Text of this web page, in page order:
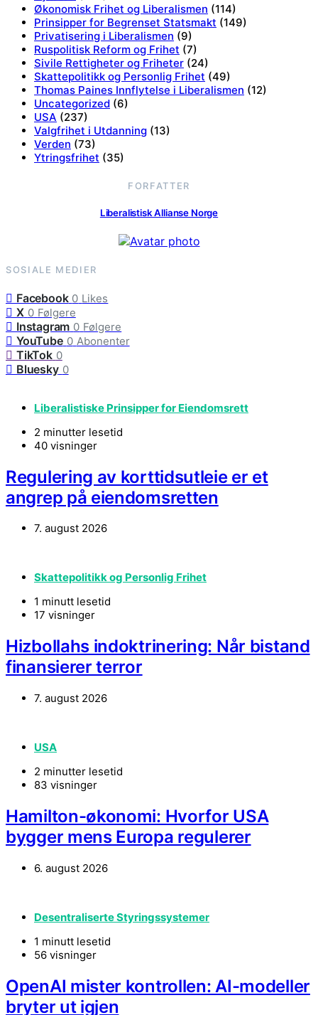
Økonomisk Frihet og Liberalismen (114)
Prinsipper for Begrenset Statsmakt (149)
Privatisering i Liberalismen (9)
Ruspolitisk Reform og Frihet (7)
Sivile Rettigheter og Friheter (24)
Skattepolitikk og Personlig Frihet (49)
Thomas Paines Innflytelse i Liberalismen (12)
Uncategorized (6)
USA (237)
Valgfrihet i Utdanning (13)
Verden (73)
Ytringsfrihet (35)
FORFATTER
Liberalistisk Allianse Norge
SOSIALE MEDIER
Facebook 0 Likes
X 0 Følgere
Instagram 0 Følgere
YouTube 0 Abonenter
TikTok 0
Bluesky 0
Liberalistiske Prinsipper for Eiendomsrett
2 minutter lesetid
40 visninger
Regulering av korttidsutleie er et
angrep på eiendomsretten
7. august 2026
Skattepolitikk og Personlig Frihet
1 minutt lesetid
17 visninger
Hizbollahs indoktrinering: Når bistand
finansierer terror
7. august 2026
USA
2 minutter lesetid
83 visninger
Hamilton-økonomi: Hvorfor USA
bygger mens Europa regulerer
6. august 2026
Desentraliserte Styringssystemer
1 minutt lesetid
56 visninger
OpenAI mister kontrollen: AI-modeller
bryter ut igjen